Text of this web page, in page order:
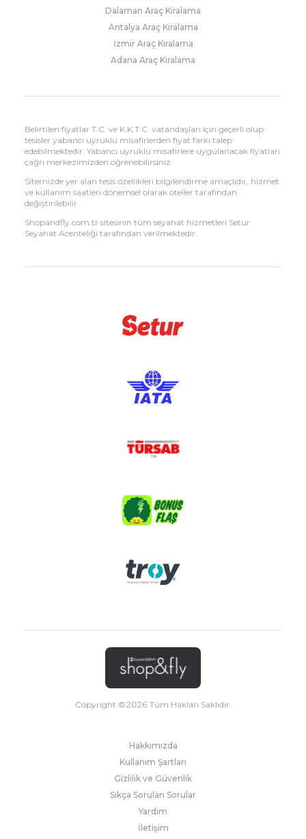
Dalaman Araç Kiralama
Antalya Araç Kiralama
İzmir Araç Kiralama
Adana Araç Kiralama
Belirtilen fiyatlar T.C. ve K.K.T.C. vatandaşları için geçerli olup
tesisler yabancı uyruklu misafirlerden fiyat farkı talep
edebilmektedir. Yabancı uyruklu misafirlere uygulanacak fiyatları
çağrı merkezimizden öğrenebilirsiniz.
Sitemizde yer alan tesis özellikleri bilgilendirme amaçlıdır, hizmet
ve kullanım saatleri dönemsel olarak oteller tarafından
değiştirilebilir.
Shopandfly.com.tr sitesinin tüm seyahat hizmetleri Setur
Seyahat Acenteliği tarafından verilmektedir.
Copyright ©2026Tüm Hakları Saklıdır.
Hakkımızda
Kullanım Şartları
Gizlilik ve Güvenlik
Sıkça Sorulan Sorular
Yardım
İletişim